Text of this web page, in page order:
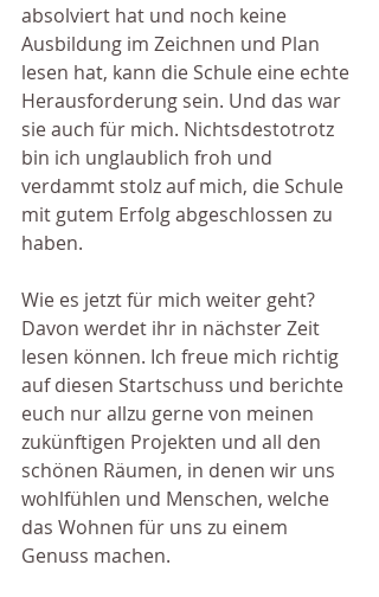
absolviert hat und noch keine
Ausbildung im Zeichnen und Plan
lesen hat, kann die Schule eine echte
Herausforderung sein. Und das war
sie auch für mich. Nichtsdestotrotz
bin ich unglaublich froh und
verdammt stolz auf mich, die Schule
mit gutem Erfolg abgeschlossen zu
haben.
Wie es jetzt für mich weiter geht?
Davon werdet ihr in nächster Zeit
lesen können. Ich freue mich richtig
auf diesen Startschuss und berichte
euch nur allzu gerne von meinen
zukünftigen Projekten und all den
schönen Räumen, in denen wir uns
wohlfühlen und Menschen, welche
das Wohnen für uns zu einem
Genuss machen.